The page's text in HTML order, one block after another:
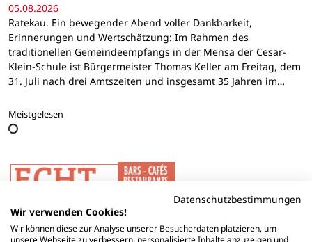
05.08.2026
Ratekau. Ein bewegender Abend voller Dankbarkeit,
Erinnerungen und Wertschätzung: Im Rahmen des
traditionellen Gemeindeempfangs in der Mensa der Cesar-
Klein-Schule ist Bürgermeister Thomas Keller am Freitag, dem
31. Juli nach drei Amtszeiten und insgesamt 35 Jahren im…
Meistgelesen
Datenschutzbestimmungen
Wir verwenden Cookies!
Wir können diese zur Analyse unserer Besucherdaten platzieren, um
unsere Webseite zu verbessern, personalisierte Inhalte anzuzeigen und